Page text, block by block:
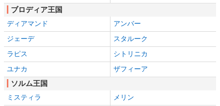
ブロディア王国
ディアマンド
アンバー
ジェーデ
スタルーク
ラピス
シトリニカ
ユナカ
ザフィーア
ソルム王国
ミスティラ
メリン